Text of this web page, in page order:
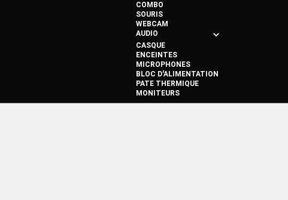
COMBO
SOURIS
WEBCAM
AUDIO
CASQUE
ENCEINTES
MICROPHONES
BLOC D'ALIMENTATION
PATE THERMIQUE
MONITEURS